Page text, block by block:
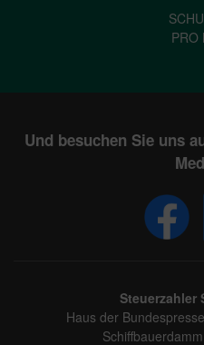
PRO
Und besuchen Sie uns
Steuerzahler
Haus der